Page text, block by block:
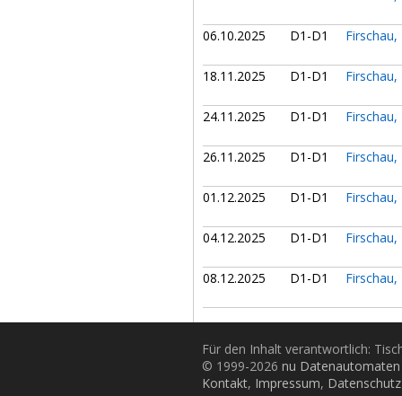
06.10.2025 D1-D1
18.11.2025 D1-D1
24.11.2025 D1-D1
26.11.2025 D1-D1
01.12.2025 D1-D1
04.12.2025 D1-D1
08.12.2025 D1-D1
Für den Inhalt verantwortlich:
© 1999-2026 nu
Kontakt, Impressum, Datenschutz